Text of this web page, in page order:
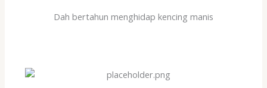
Dah bertahun menghidap kencing manis